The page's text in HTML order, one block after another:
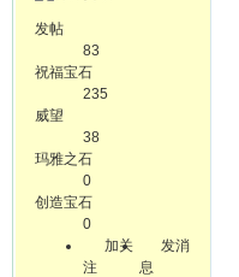
发帖
83
祝福宝石
235
威望
38
玛雅之石
0
创造宝石
0
加关
注
发消
息